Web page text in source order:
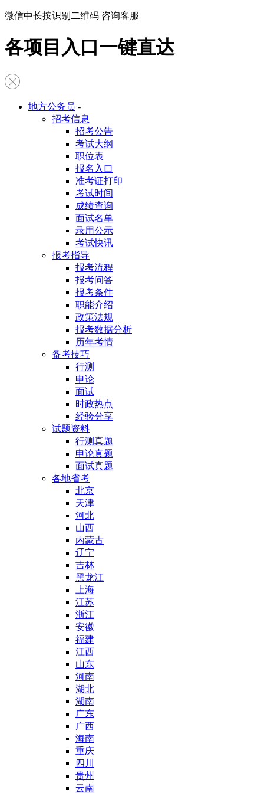
微信中长按识别二维码 咨询客服
各项目入口一键直达
地方公务员 -
招考信息
招考公告
考试大纲
职位表
报名入口
准考证打印
考试时间
成绩查询
面试名单
录用公示
考试快讯
报考指导
报考流程
报考问答
报考条件
职能介绍
政策法规
报考数据分析
历年考情
备考技巧
行测
申论
面试
时政热点
经验分享
试题资料
行测真题
申论真题
面试真题
各地省考
北京
天津
河北
山西
内蒙古
辽宁
吉林
黑龙江
上海
江苏
浙江
安徽
福建
江西
山东
河南
湖北
湖南
广东
广西
海南
重庆
四川
贵州
云南